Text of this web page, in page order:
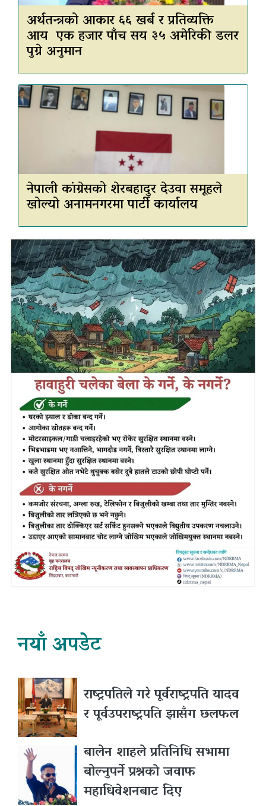
अर्थतन्त्रको आकार ६६ खर्ब र प्रतिव्यक्ति
आय एक हजार पाँच सय ३५ अमेरिकी डलर
पुग्ने अनुमान
नेपाली कांग्रेसको शेरबहादुर देउवा समूहले
खोल्यो अनामनगरमा पार्टी कार्यालय
नयाँ अपडेट
राष्ट्रपतिले गरे पूर्वराष्ट्रपति यादव
र पूर्वउपराष्ट्रपति झासँग छलफल
बालेन शाहले प्रतिनिधि सभामा
बोल्नुपर्ने प्रश्नकाे जवाफ
महाधिवेशनबाट दिए